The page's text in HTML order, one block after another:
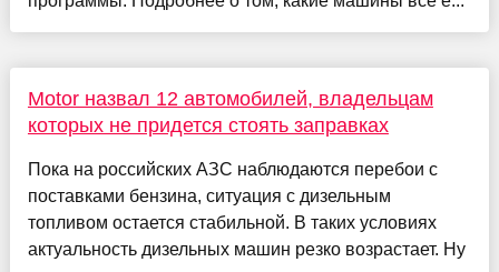
Motor назвал 12 автомобилей, владельцам
которых не придется стоять заправках
Пока на российских АЗС наблюдаются перебои с
поставками бензина, ситуация с дизельным
топливом остается стабильной. В таких условиях
актуальность дизельных машин резко возрастает. Ну